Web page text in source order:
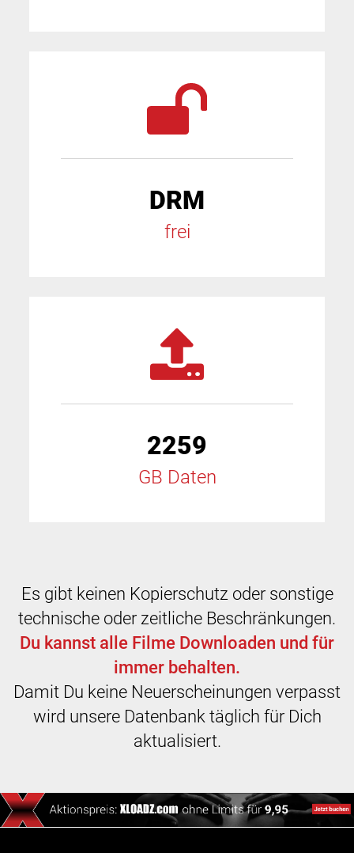
DRM
frei
2259
GB Daten
Es gibt keinen Kopierschutz oder sonstige
technische oder zeitliche Beschränkungen.
Du kannst alle Filme Downloaden und für
immer behalten.
Damit Du keine Neuerscheinungen verpasst
wird unsere Datenbank täglich für Dich
aktualisiert.